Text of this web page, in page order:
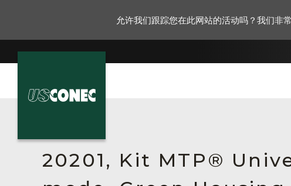
20201, Kit MTP®
允许我们跟踪您在此网站的活动吗？我们非